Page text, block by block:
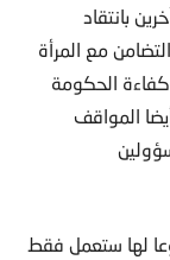
بانتقاد
مع المرأة
الحكومة
يظهر أيضا المواقف
لها ستعمل فقط